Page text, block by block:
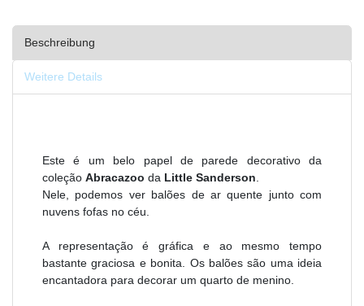
Beschreibung
Weitere Details
Este é um belo papel de parede decorativo da
coleção Abracazoo da Little Sanderson
Nele, podemos ver balões de ar quente junto com
nuvens fofas no céu.
A representação é gráfica e ao mesmo tempo
bastante graciosa e bonita. Os balões são uma ideia
encantadora para decorar um quarto de menino.